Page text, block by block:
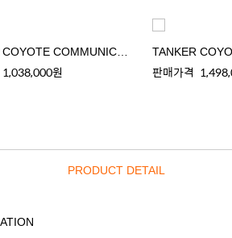
1,038,000원 판매가격
PRODUCT DETAIL